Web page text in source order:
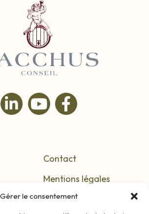
Gérer le consentement
Contact
Mentions légales
Confidentialité